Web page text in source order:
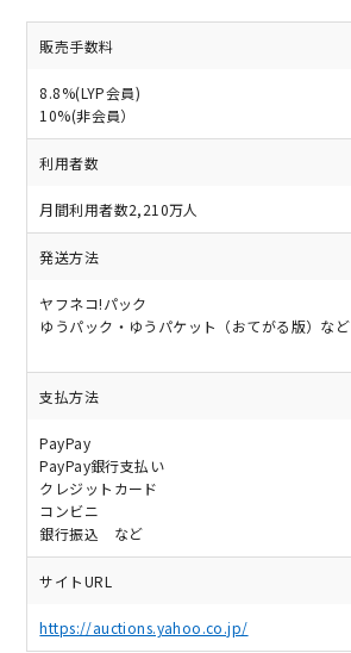
販売手数料
8.8%(LYP会員)
10%(非会員）
利用者数
月間利用者数2,210万人
発送方法
ヤフネコ!パック
ゆうパック・ゆうパケット（おてがる版）など
支払方法
PayPay
PayPay銀行支払い
クレジットカード
コンビニ
銀行振込 など
サイトURL
https://auctions.yahoo.co.jp/